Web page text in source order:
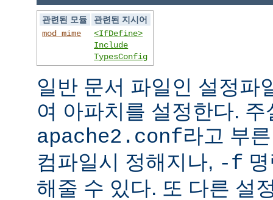
관련된 모듈
관련된 지시어
mod_mime
<IfDefine>
Include
TypesConfig
일반 문서 파일인 설정파
여 아파치를 설정한다.
apache2.conf라고 부
컴파일시 정해지나, -f
해줄 수 있다. 또 다른 설